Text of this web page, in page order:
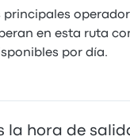
principales
en esta ruta
por día.
la hora de